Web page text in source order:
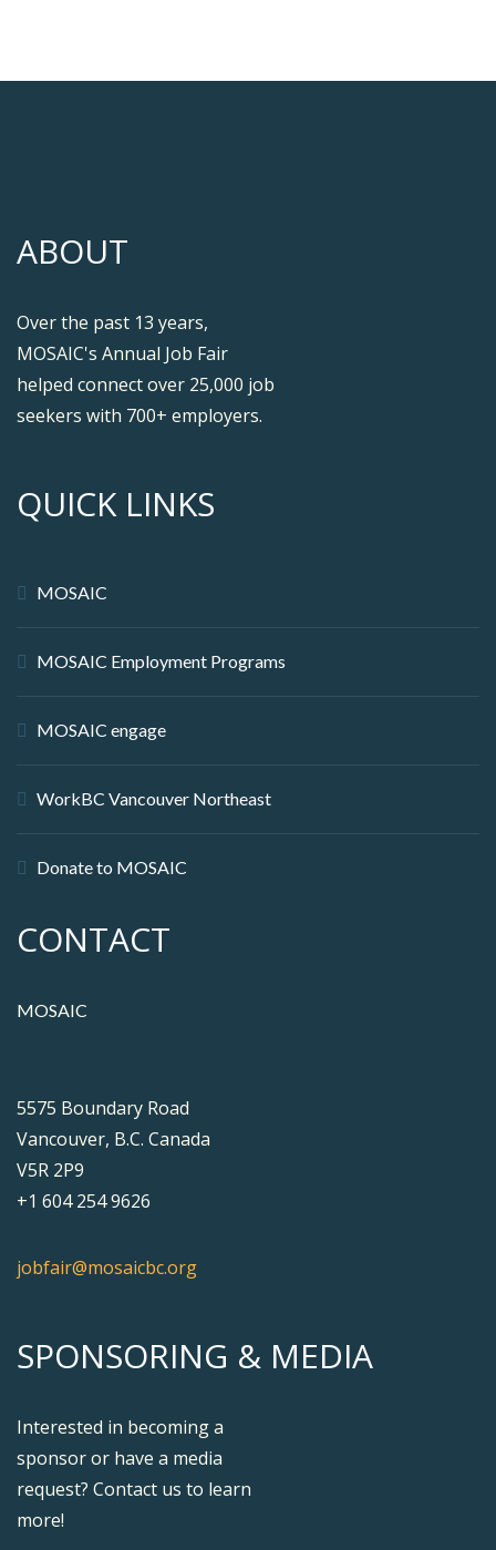
ABOUT
Over the past 13 years,
MOSAIC's Annual Job Fair
helped connect over 25,000 job
seekers with 700+ employers.
QUICK LINKS
MOSAIC
MOSAIC Employment Programs
MOSAIC engage
WorkBC Vancouver Northeast
Donate to MOSAIC
CONTACT
MOSAIC
5575 Boundary Road
Vancouver, B.C. Canada
V5R 2P9
+1 604 254 9626
jobfair@mosaicbc.org
SPONSORING & MEDIA
Interested in becoming a
sponsor or have a media
request? Contact us to learn
more!